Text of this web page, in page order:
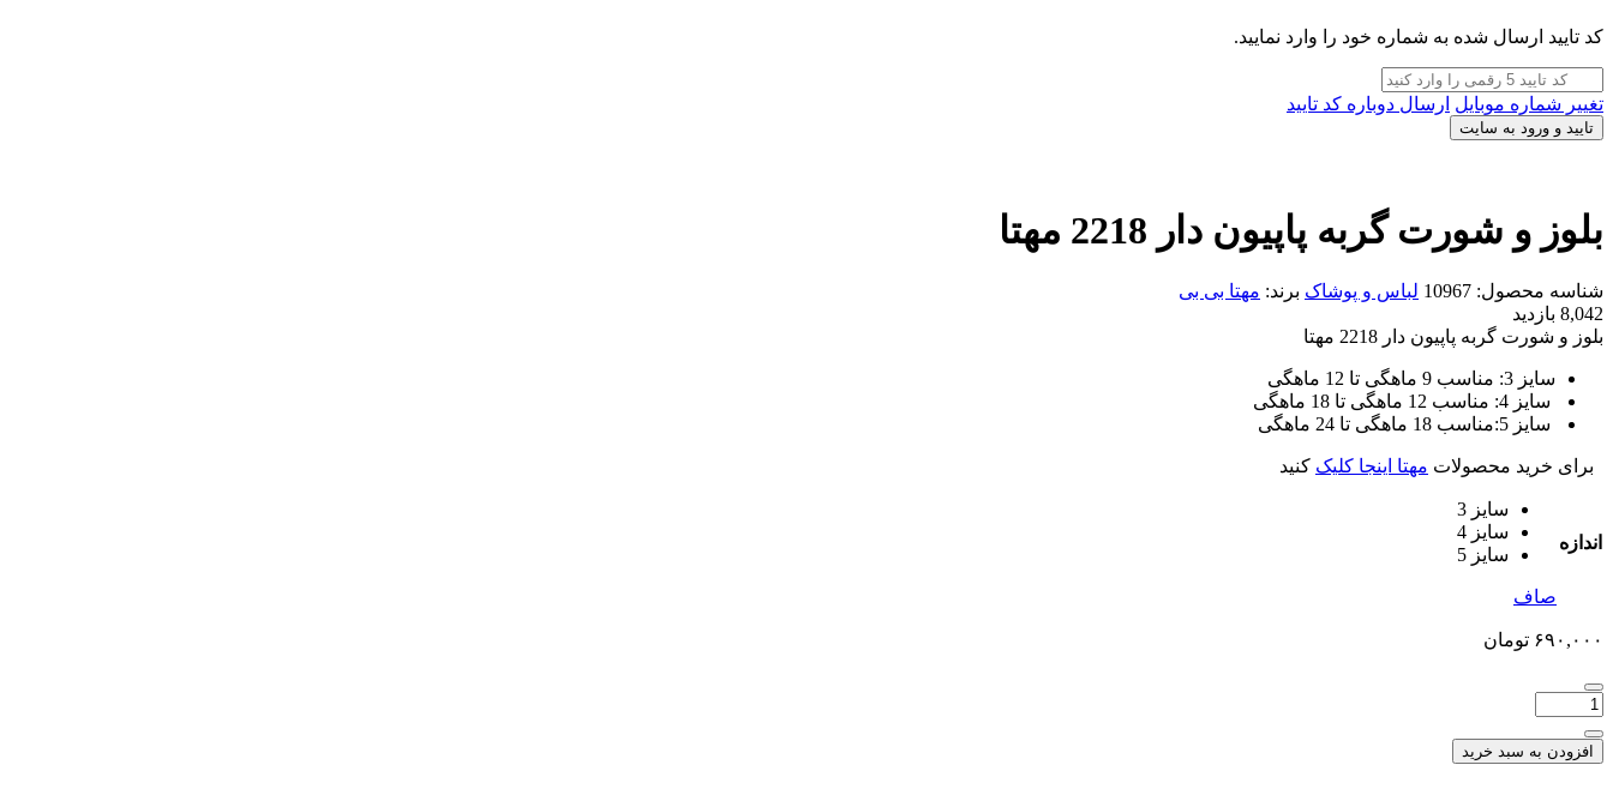
کد تایید ارسال شده به شماره خود را وارد نمایید.
تغییر شماره موبایل ارسال دوباره کد تایید
تایید و ورود به سایت
بلوز و شورت گربه پاپیون دار 2218 مهتا
شناسه محصول: 10967 لباس و پوشاک برند: مهتا بی بی
8,042 بازدید
بلوز و شورت گربه پاپیون دار 2218 مهتا
سایز 3: مناسب 9 ماهگی تا 12 ماهگی
سایز 4: مناسب 12 ماهگی تا 18 ماهگی
سایز 5:مناسب 18 ماهگی تا 24 ماهگی
برای خرید محصولات مهتا اینجا کلیک کنید
اندازه
سایز 3
سایز 4
سایز 5
صاف
۶۹۰,۰۰۰ تومان
افزودن به سبد خرید